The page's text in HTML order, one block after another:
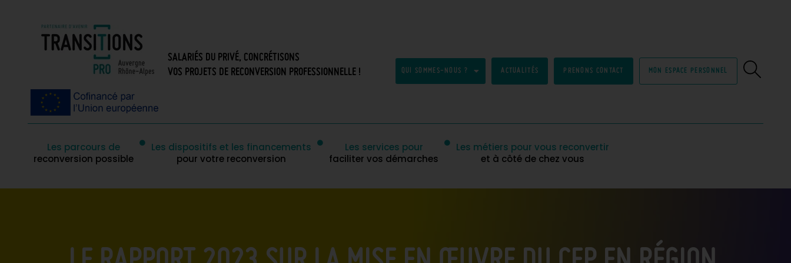
SALARIÉS DU PRIVÉ, CONCRÉTISONS
VOS PROJETS DE RECONVERSION PROFESSIONNELLE !
QUI SOMMES-NOUS ? ACTUALITÉS PRENONS CONTACT MON ESPACE PERSONNEL
Les parcours de
reconversion possible
Les dispositifs et les financements
pour votre reconversion
Les services pour
faciliter vos démarches
Les métiers pour vous reconvertir
et à côté de chez vous